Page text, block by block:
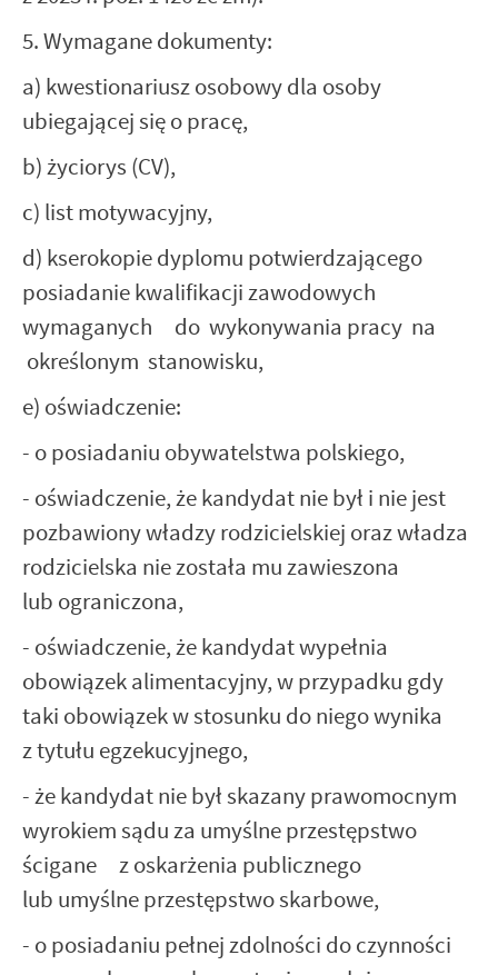
5. Wymagane dokumenty:
a) kwestionariusz osobowy dla osoby
ubiegającej się o pracę,
b) życiorys (CV),
c) list motywacyjny,
d) kserokopie dyplomu potwierdzającego
posiadanie kwalifikacji zawodowych
wymaganych do wykonywania pracy na
określonym stanowisku,
e) oświadczenie:
- o posiadaniu obywatelstwa polskiego,
- oświadczenie, że kandydat nie był i nie jest
pozbawiony władzy rodzicielskiej oraz władza
rodzicielska nie została mu zawieszona
lub ograniczona,
- oświadczenie, że kandydat wypełnia
obowiązek alimentacyjny, w przypadku gdy
taki obowiązek w stosunku do niego wynika
z tytułu egzekucyjnego,
- że kandydat nie był skazany prawomocnym
wyrokiem sądu za umyślne przestępstwo
ścigane z oskarżenia publicznego
lub umyślne przestępstwo skarbowe,
- o posiadaniu pełnej zdolności do czynności